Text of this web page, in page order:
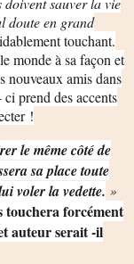
doute en grand
touchant.
monde à sa façon et
nouveaux amis dans
prend des accents
!
le même côté de
sa place toute
voler la vedette. »
touchera forcément
auteur serait -il